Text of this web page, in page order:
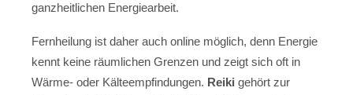
ganzheitlichen Energiearbeit.
Fernheilung ist daher auch online möglich, denn Energie
kennt keine räumlichen Grenzen und zeigt sich oft in
Wärme- oder Kälteempfindungen. Reiki gehört zur